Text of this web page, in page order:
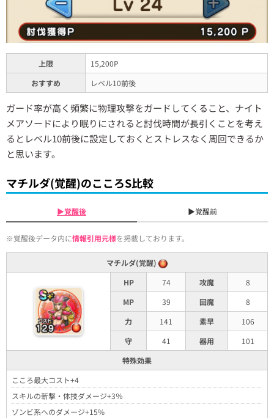
上限
15,200P
おすすめ
レベル10前後
ガード率が高く頻繁に物理攻撃をガードしてくること、ナイト
メアソードにより眠りにされると討伐時間が長引くことを考え
るとレベル10前後に設定しておくとストレスなく周回できるか
と思います。
マチルダ(覚醒)のこころS比較
▶覚醒後 ▶覚醒前
※覚醒後データ内に情報引用元様を掲載しております。
マチルダ(覚醒)
HP
74 攻魔
8
MP
39 回魔
8
力
141 素早
106
守
41 器用
101
特殊効果
こころ最大コスト+4
スキルの斬撃・体技ダメージ+3％
ゾンビ系へのダメージ+15%